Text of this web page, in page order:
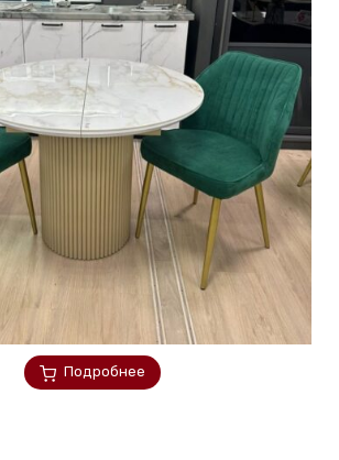
Подробнее